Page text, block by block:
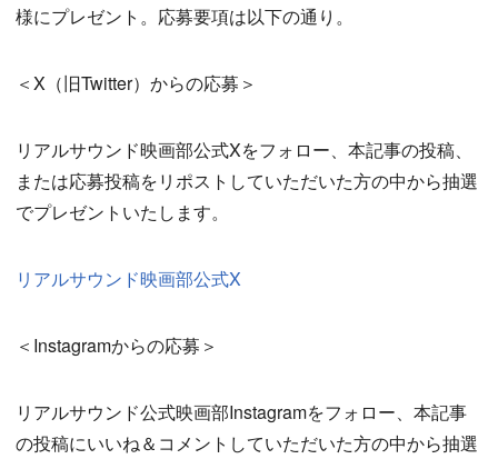
様にプレゼント。応募要項は以下の通り。
＜X（旧Twitter）からの応募＞
リアルサウンド映画部公式Xをフォロー、本記事の投稿、
または応募投稿をリポストしていただいた方の中から抽選
でプレゼントいたします。
リアルサウンド映画部公式X
＜Instagramからの応募＞
リアルサウンド公式映画部Instagramをフォロー、本記事
の投稿にいいね＆コメントしていただいた方の中から抽選